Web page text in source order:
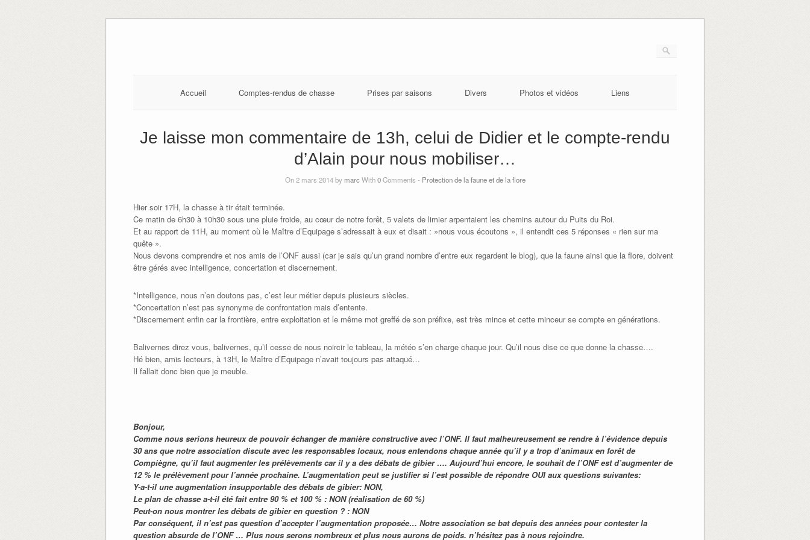
Accueil Comptes-rendus de chasse Prises par saisons Divers Photos et vidéos Liens
Je laisse mon commentaire de 13h, celui de Didier et le compte-rendu
d’Alain pour nous mobiliser…
On 2 mars 2014 by marcWith0Comments - Protection de la faune et de la flore
Hier soir 17H, la chasse à tir était terminée.
Ce matin de 6h30 à 10h30 sous une pluie froide, au cœur de notre forêt, 5 valets de limier arpentaient les chemins autour du Puits du Roi.
Et au rapport de 11H, au moment où le Maître d’Equipage s’adressait à eux et disait : »nous vous écoutons », il entendit ces 5 réponses « rien sur ma
quête ».
Nous devons comprendre et nos amis de l’ONF aussi (car je sais qu’un grand nombre d’entre eux regardent le blog), que la faune ainsi que la flore, doivent
être gérés avec intelligence, concertation et discernement.
*Intelligence, nous n’en doutons pas, c’est leur métier depuis plusieurs siècles.
*Concertation n’est pas synonyme de confrontation mais d’entente.
*Discernement enfin car la frontière, entre exploitation et le même mot greffé de son préfixe, est très mince et cette minceur se compte en générations.
Balivernes direz vous, balivernes, qu’il cesse de nous noircir le tableau, la météo s’en charge chaque jour. Qu’il nous dise ce que donne la chasse….
Hé bien, amis lecteurs, à 13H, le Maître d’Equipage n’avait toujours pas attaqué…
Il fallait donc bien que je meuble.
Bonjour,
Comme nous serions heureux de pouvoir échanger de manière constructive avec l’ONF. Il faut malheureusement se rendre à l’évidence depuis
30 ans que notre association discute avec les responsables locaux, nous entendons chaque année qu’il y a trop d’animaux en forêt de
Compiègne, qu’il faut augmenter les prélèvements car il y a des débats de gibier …. Aujourd’hui encore, le souhait de l’ONF est d’augmenter de
12 % le prélèvement pour l’année prochaine. L’augmentation peut se justifier si l’est possible de répondre OUI aux questions suivantes:
Y-a-t-il une augmentation insupportable des débats de gibier: NON,
Le plan de chasse a-t-il été fait entre 90 % et 100 % : NON (réalisation de 60 %)
Peut-on nous montrer les débats de gibier en question ? : NON
Par conséquent, il n’est pas question d’accepter l’augmentation proposée… Notre association se bat depuis des années pour contester la
question absurde de l’ONF … Plus nous serons nombreux et plus nous aurons de poids. n’hésitez pas à nous rejoindre.